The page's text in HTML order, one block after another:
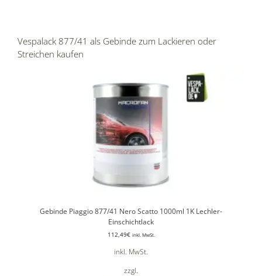
Vespalack 877/41 als Gebinde zum Lackieren oder
Streichen kaufen
Gebinde Piaggio 877/41 Nero Scatto 1000ml 1K Lechler-
Einschichtlack
112,49€ inkl. MwSt.
inkl. MwSt.
zzgl.